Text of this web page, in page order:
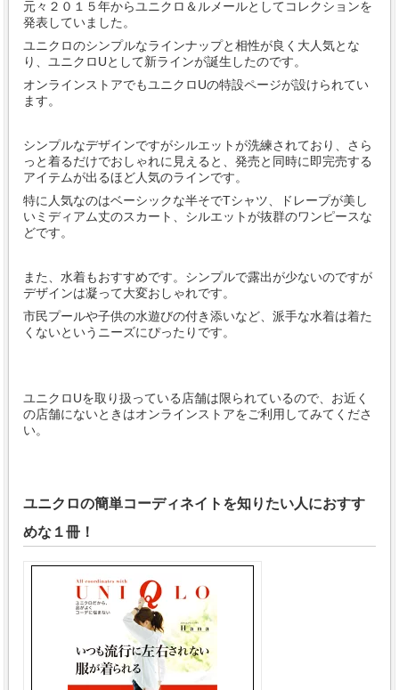
元々２０１５年からユニクロ＆ルメールとしてコレクションを
発表していました。
ユニクロのシンプルなラインナップと相性が良く大人気とな
り、ユニクロUとして新ラインが誕生したのです。
オンラインストアでもユニクロUの特設ページが設けられてい
ます。
シンプルなデザインですがシルエットが洗練されており、さら
っと着るだけでおしゃれに見えると、発売と同時に即完売する
アイテムが出るほど人気のラインです。
特に人気なのはベーシックな半そでTシャツ、ドレープが美し
いミディアム丈のスカート、シルエットが抜群のワンピースな
どです。
また、水着もおすすめです。シンプルで露出が少ないのですが
デザインは凝って大変おしゃれです。
市民プールや子供の水遊びの付き添いなど、派手な水着は着た
くないというニーズにぴったりです。
ユニクロUを取り扱っている店舗は限られているので、お近く
の店舗にないときはオンラインストアをご利用してみてくださ
い。
ユニクロの簡単コーディネイトを知りたい人におすす
めな１冊！